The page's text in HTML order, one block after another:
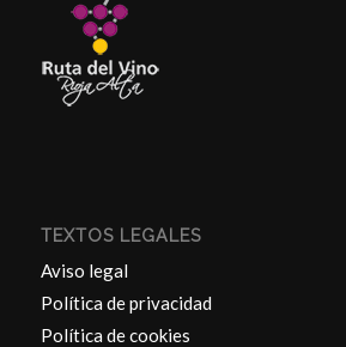
TEXTOS LEGALES
Aviso legal
Política de privacidad
Política de cookies